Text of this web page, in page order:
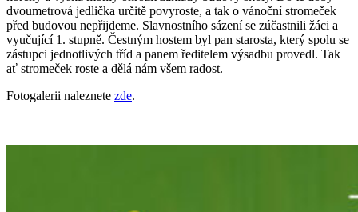
dvoumetrová jedlička určitě povyroste, a tak o vánoční stromeček
před budovou nepřijdeme. Slavnostního sázení se zúčastnili žáci a
vyučující 1. stupně. Čestným hostem byl pan starosta, který spolu se
zástupci jednotlivých tříd a panem ředitelem výsadbu provedl. Tak
ať stromeček roste a dělá nám všem radost.
Fotogalerii naleznete zde.